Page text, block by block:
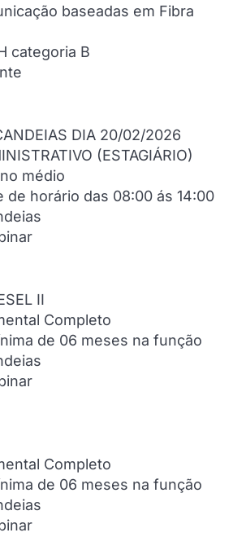
baseadas em Fibra
categoria B
DIA 20/02/2026
(ESTAGIÁRIO)
médio
de horário das 08:00 ás 14:00
II
Completo
de 06 meses na função
Completo
de 06 meses na função